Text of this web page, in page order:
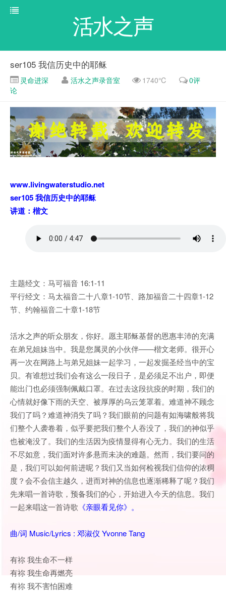
活水之声
ser105 我信历史中的耶稣
灵命进深 活水之声录音室 1740℃
0评
论
www.livingwaterstudio.net
ser105 我信历史中的耶稣
讲道：楷文
主题经文：马可福音 16:1-11
平行经文：马太福音二十八章1-10节、路加福音二十四章1-12
节、约翰福音二十章1-18节
活水之声的听众朋友，你好。愿主耶稣基督的恩惠丰沛的充满
在弟兄姐妹当中。我是您属灵的小伙伴——楷文老师。很开心
再一次在网路上与弟兄姐妹一起学习，一起发掘圣经当中的宝
贝。有谁想过我们会有这么一段日子，是必须足不出户，即便
能出门也必须强制佩戴口罩。在过去这段抗疫的时期，我们的
心情就好像下雨的天空、被厚厚的乌云笼罩着。难道神不顾念
我们了吗？难道神消失了吗？我们眼前的问题有如海啸般将我
们整个人袭卷着，似乎要把我们整个人吞没了，我们的神似乎
也被淹没了。我们的生活因为疫情显得有心无力。我们的生活
不尽如意，我们面对许多悬而未决的难题。然而，我们要问的
是，我们可以如何前进呢？我们又当如何检视我们信仰的浓稠
度？会不会信主越久，进而对神的信息也逐渐稀释了呢？我们
先来唱一首诗歌，预备我们的心，开始进入今天的信息。我们
一起来唱这一首诗歌 《亲眼看见你》。
曲/词 Music/Lyrics : 邓淑仪 Yvonne Tang
有祢 我生命不一样
有祢 我生命再燃亮
有祢 我不害怕困难